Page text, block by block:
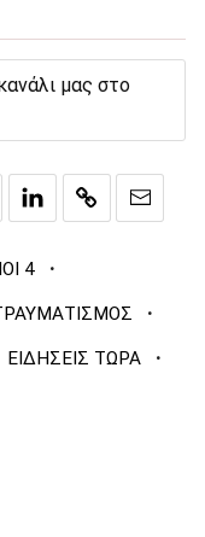
μας στο
4 ·
·
ΕΙΔΗΣΕΙΣ ΤΩΡΑ ·